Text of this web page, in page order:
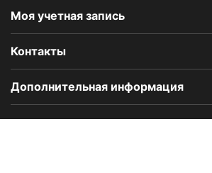
Моя учетная запись
Контакты
Дополнительная информация